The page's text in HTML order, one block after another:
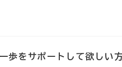
歩をサポートして欲しい